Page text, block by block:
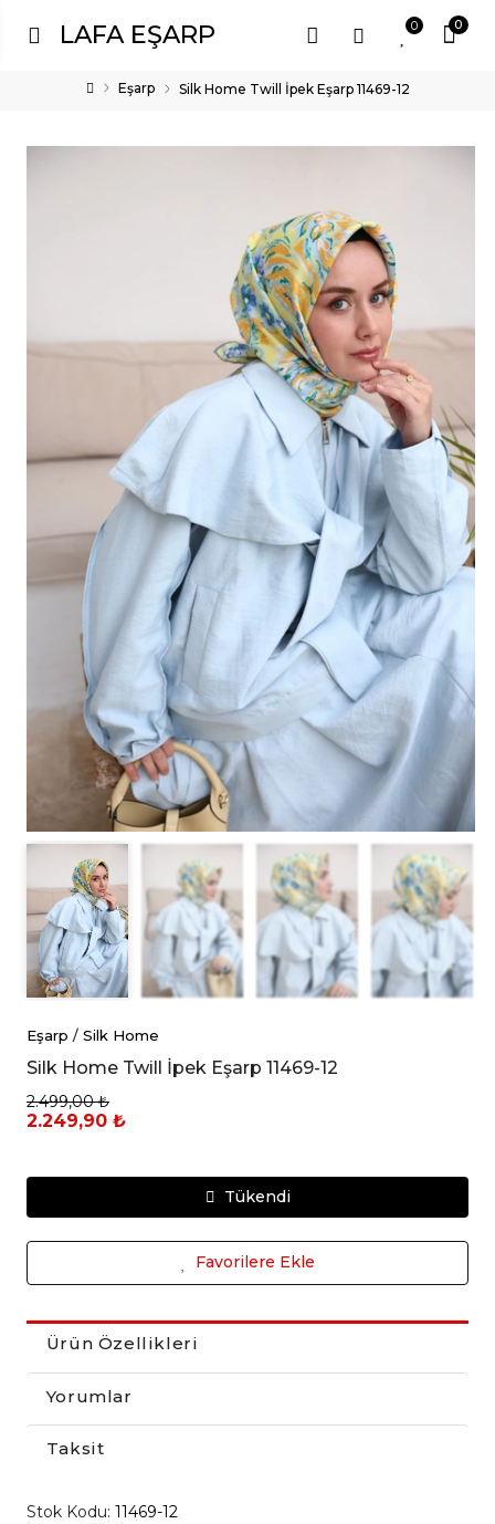
LAFA EŞARP 0
0
Eşarp Silk Home Twill İpek Eşarp 11469-12
Eşarp / Silk Home
Silk Home Twill İpek Eşarp 11469-12
2.499,00 ₺
2.249,90 ₺
Tükendi
Favorilere Ekle
Ürün Özellikleri
Yorumlar
Taksit
Stok Kodu: 11469-12